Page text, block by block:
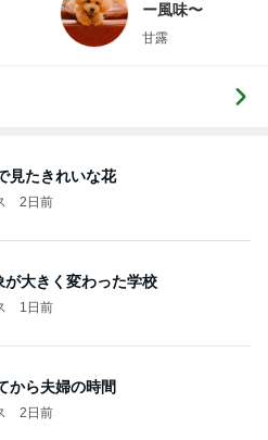
ー風味〜
甘露
見たきれいな花
2日前
が大きく変わった学校
1日前
から夫婦の時間
2日前